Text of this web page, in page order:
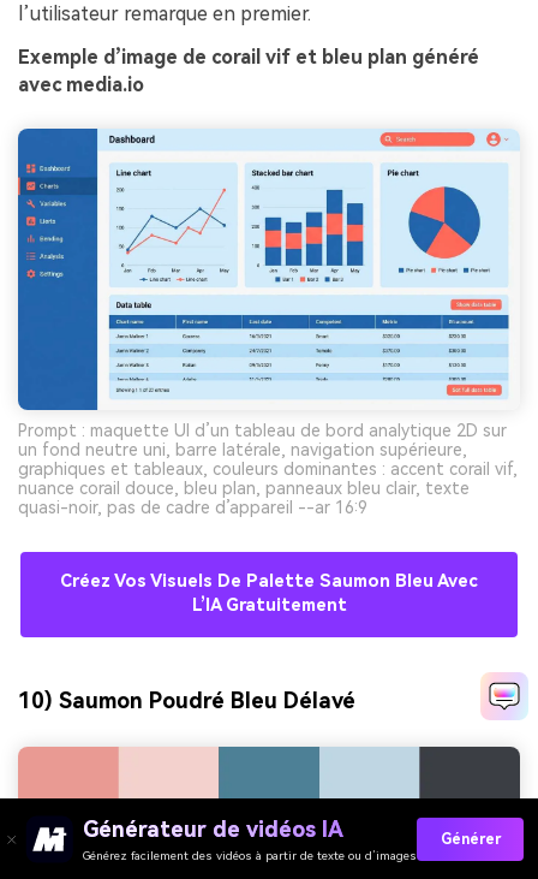
l’utilisateur remarque en premier.
Exemple d’image de corail vif et bleu plan généré
avec media.io
Prompt : maquette UI d’un tableau de bord analytique 2D sur
un fond neutre uni, barre latérale, navigation supérieure,
graphiques et tableaux, couleurs dominantes : accent corail vif,
nuance corail douce, bleu plan, panneaux bleu clair, texte
quasi-noir, pas de cadre d’appareil --ar 16:9
Créez Vos Visuels De Palette Saumon Bleu Avec
L’IA Gratuitement
10) Saumon Poudré Bleu Délavé
Générateur de vidéos IA
Générez facilement des vidéos à partir de texte ou d’images
Générer